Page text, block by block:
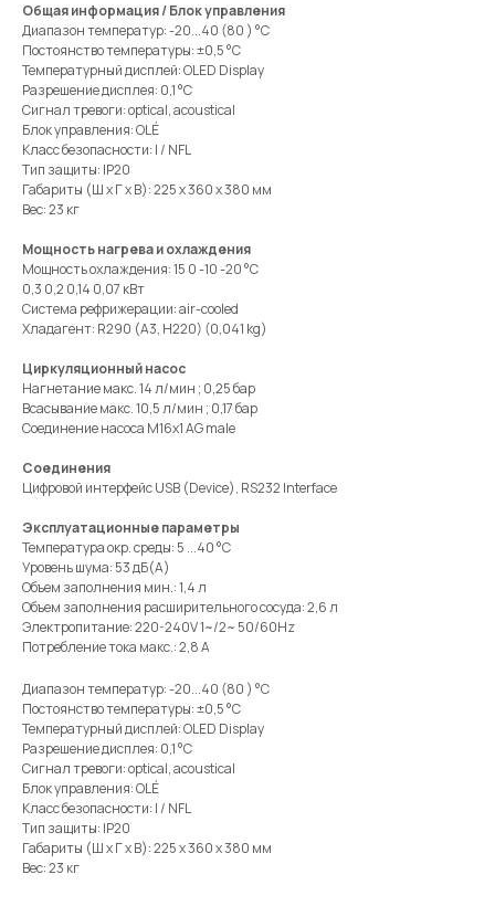
Общая информация / Блок управления
Диапазон температур: -20...40 (80 ) °C
Постоянство температуры: ±0,5 °C
Температурный дисплей: OLED Display
Разрешение дисплея: 0,1 °C
Сигнал тревоги: optical, acoustical
Блок управления: OLÉ
Класс безопасности: I / NFL
Тип защиты: IP20
Габариты (Ш х Г х В): 225 x 360 x 380 мм
Вес: 23 кг
Мощность нагрева и охлаждения
Мощность охлаждения: 15 0 -10 -20 °C
0,3 0,2 0,14 0,07 кВт
Система рефрижерации: air-cooled
Хладагент: R290 (A3, H220) (0,041 kg)
Циркуляционный насос
Нагнетание макс. 14 л/мин ; 0,25 бар
Всасывание макс. 10,5 л/мин ; 0,17 бар
Соединение насоса M16x1 AG male
Соединения
Цифровой интерфейс USB (Device), RS232 Interface
Эксплуатационные параметры
Температура окр. среды: 5 ...40 °C
Уровень шума: 53 дБ(A)
Объем заполнения мин.: 1,4 л
Объем заполнения расширительного сосуда: 2,6 л
Электропитание: 220-240V 1~/2~ 50/60Hz
Потребление тока макс.: 2,8 A
Диапазон температур: -20...40 (80 ) °C
Постоянство температуры: ±0,5 °C
Температурный дисплей: OLED Display
Разрешение дисплея: 0,1 °C
Сигнал тревоги: optical, acoustical
Блок управления: OLÉ
Класс безопасности: I / NFL
Тип защиты: IP20
Габариты (Ш х Г х В): 225 x 360 x 380 мм
Вес: 23 кг